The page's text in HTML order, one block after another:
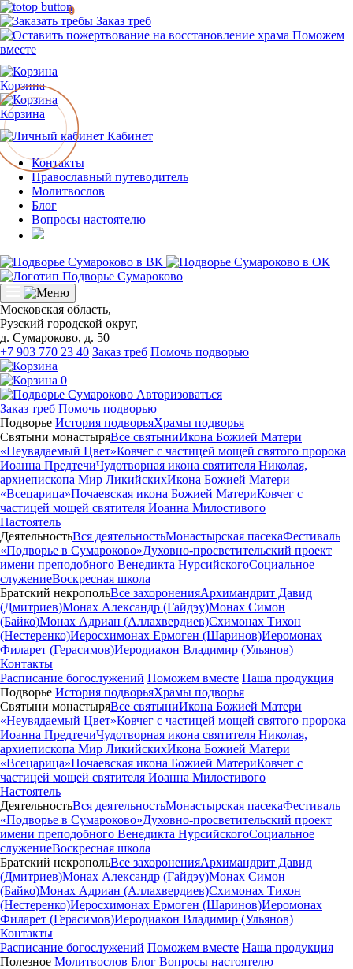
Заказ треб
Поможем
вместе
Корзина
Корзина
0
Кабинет
Контакты
Православный путеводитель
Молитвослов
Блог
Вопросы настоятелю
Московская область,
Рузский городской округ,
д. Сумароково, д. 50
+7 903 770 23 40 Заказ треб Помочь подворью
0
Авторизоваться
Заказ треб Помочь подворью
Подворье История подворьяХрамы подворья
Святыни монастыряВсе святыниИкона Божией Матери
«Неувядаемый Цвет»Ковчег с частицей мощей святого пророка
Иоанна ПредтечиЧудотворная икона святителя Николая,
архиепископа Мир ЛикийскихИкона Божией Матери
«Всецарица»Почаевская икона Божией МатериКовчег с
частицей мощей святителя Иоанна Милостивого
Настоятель
ДеятельностьВся деятельностьМонастырская пасекаФестиваль
«Подворье в Сумароково»Духовно-просветительский проект
имени преподобного Венедикта НурсийскогоСоциальное
служениеВоскресная школа
Братский некропольВсе захороненияАрхимандрит Давид
(Дмитриев)Монах Александр (Гайдэу)Монах Симон
(Байко)Монах Адриан (Аллахвердиев)Схимонах Тихон
(Нестеренко)Иеросхимонах Ермоген (Шаринов)Иеромонах
Филарет (Герасимов)Иеродиакон Владимир (Ульянов)
Контакты
Расписание богослужений Поможем вместе Наша продукция
Подворье История подворьяХрамы подворья
Святыни монастыряВсе святыниИкона Божией Матери
«Неувядаемый Цвет»Ковчег с частицей мощей святого пророка
Иоанна ПредтечиЧудотворная икона святителя Николая,
архиепископа Мир ЛикийскихИкона Божией Матери
«Всецарица»Почаевская икона Божией МатериКовчег с
частицей мощей святителя Иоанна Милостивого
Настоятель
ДеятельностьВся деятельностьМонастырская пасекаФестиваль
«Подворье в Сумароково»Духовно-просветительский проект
имени преподобного Венедикта НурсийскогоСоциальное
служениеВоскресная школа
Братский некропольВсе захороненияАрхимандрит Давид
(Дмитриев)Монах Александр (Гайдэу)Монах Симон
(Байко)Монах Адриан (Аллахвердиев)Схимонах Тихон
(Нестеренко)Иеросхимонах Ермоген (Шаринов)Иеромонах
Филарет (Герасимов)Иеродиакон Владимир (Ульянов)
Контакты
Расписание богослужений Поможем вместе Наша продукция
Полезное Молитвослов Блог Вопросы настоятелю